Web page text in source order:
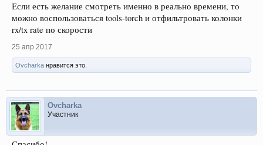
Если есть желание смотреть именно в реально времени, то
можно воспользоваться tools-torch и отфильтровать колонки
rx/tx rate по скорости
25 апр 2017
Ovcharka нравится это.
Ovcharka
Участник